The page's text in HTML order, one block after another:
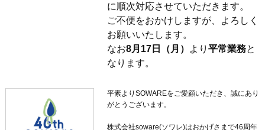
に順次対応させていただきます。
ご不便をおかけしますが、よろしく
お願いいたします。
なお8月17日（月） より 平常業務と
なります。
平素よりSOWAREをご愛顧いただき、誠にあり
がとうございます。
株式会社soware(ソワレ)はおかげさまで46周年